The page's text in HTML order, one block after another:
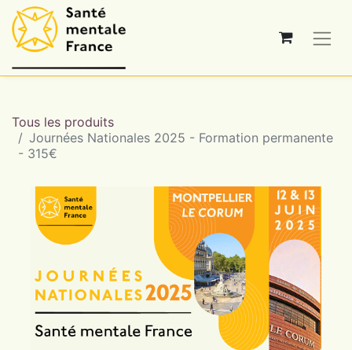
Tous les produits
Journées Nationales 2025 - Formation permanente
- 315€